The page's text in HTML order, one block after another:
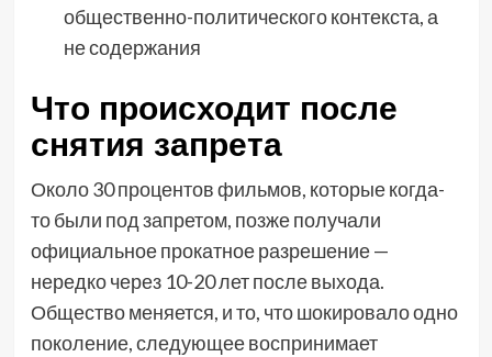
общественно-политического контекста, а
не содержания
Что происходит после
снятия запрета
Около 30 процентов фильмов, которые когда-
то были под запретом, позже получали
официальное прокатное разрешение —
нередко через 10-20 лет после выхода.
Общество меняется, и то, что шокировало одно
поколение, следующее воспринимает